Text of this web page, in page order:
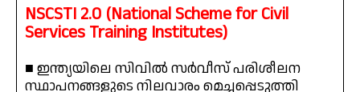
NSCSTI 2.0 (National Scheme for Civil
Services Training Institutes)
■ ഇന്ത്യയിലെ സിവിൽ സർവീസ് പരിശീലന
സ്ഥാപനങ്ങളുടെ നിലവാരം മെച്ചപ്പെടുത്തി